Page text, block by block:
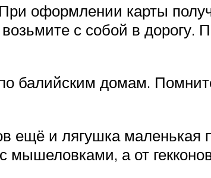
оформлении карты
с собой в дорогу.
балийским домам.
ещё и лягушка
а от